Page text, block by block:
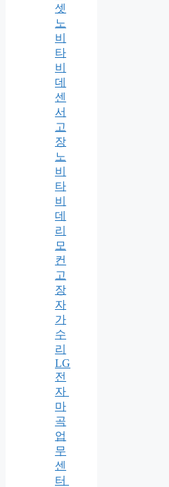
셋
노
비
타
비
데
센
서
고
장
노
비
타
비
데
리
모
컨
고
장
자
가
수
리
LG
전
자
마
곡
업
무
센
터